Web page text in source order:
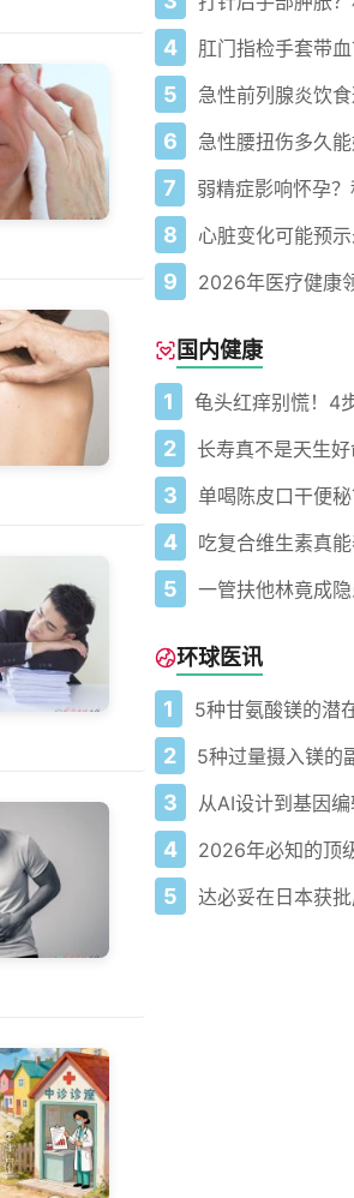
4
5
6
7 弱精症影响怀孕
8 心脏变化可能预
9
国内健康
1
2
3
4
5
环球医讯
1 5种甘氨酸镁的潜
2 5种过量摄入镁的
3
4 2026年必知的顶
5